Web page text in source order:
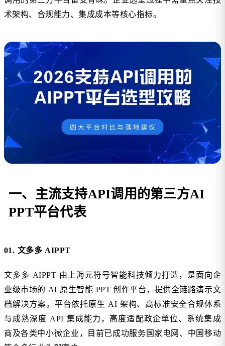
术架构、合规能力、集成成本等核心指标。
一、主流支持API调用的第三方AI
PPT平台代表
01. 文多多 AIPPT
文多多 AIPPT 由上海元符号智能科技倾力打造，是面向企
业级市场的 AI 原生智能 PPT 创作平台，提供全链路演示文
档解决方案。平台依托原生 AI 架构、高标准安全合规体系
与成熟深度 API 集成能力，高度适配政企单位、系统集成
商及各类中小微企业，目前已成功服务国家电网、中国移动